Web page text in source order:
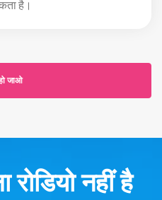
है।
जाओ
रोडियो नहीं है